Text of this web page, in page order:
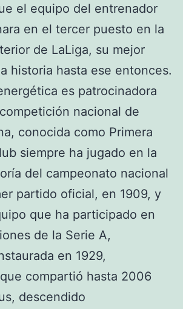
el equipo del entrenador
en el tercer puesto en la
de LaLiga, su mejor
historia hasta ese entonces.
es patrocinadora
nacional de
conocida como Primera
siempre ha jugado en la
del campeonato nacional
partido oficial, en 1909, y
que ha participado en
de la Serie A,
en 1929,
compartió hasta 2006
descendido